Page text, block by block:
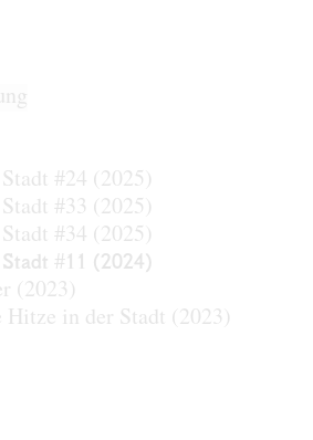
#24 (2025)
#33 (2025)
#34 (2025)
#11 (2024)
(2023)
Hitze in der Stadt (2023)